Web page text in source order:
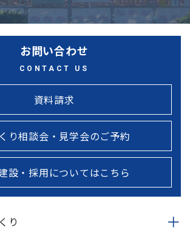
お問い合わせ
CONTACT US
資料請求
り相談会・見学会のご予約
設・採用についてはこちら
り